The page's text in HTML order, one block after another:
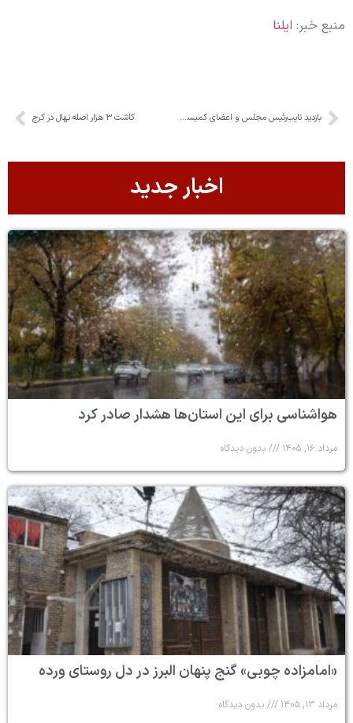
منبع خبر: ایلنا
بازدید نایب‌رئیس مجلس و اعضای کمیسیون عمران از پل B1 کرج کاشت ۳ هزار اصله نهال در کرج
اخبار جدید
هواشناسی برای این استان‌ها هشدار صادر کرد
مرداد ۱۶, ۱۴۰۵ بدون دیدگاه
«امامزاده چوبی» گنج پنهان البرز در دل روستای ورده
مرداد ۱۳, ۱۴۰۵ بدون دیدگاه